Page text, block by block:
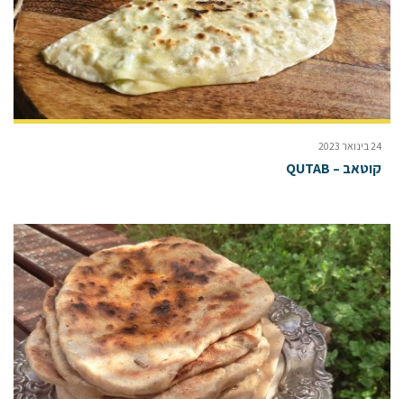
24 בינואר 2023
קוטאב – QUTAB